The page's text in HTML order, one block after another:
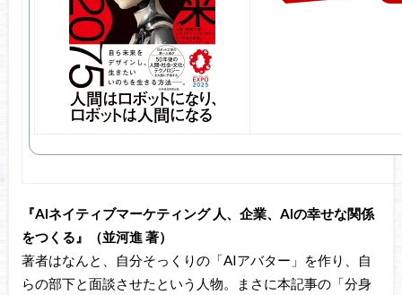
『AIネイティブマーケティング 人、企業、AIの幸せな関係
をつくる』（並河進 著）
著者はなんと、自分そっくりの「AIアバター」を作り、自
らの部下と面談させたという人物。まさに本記事の「分身